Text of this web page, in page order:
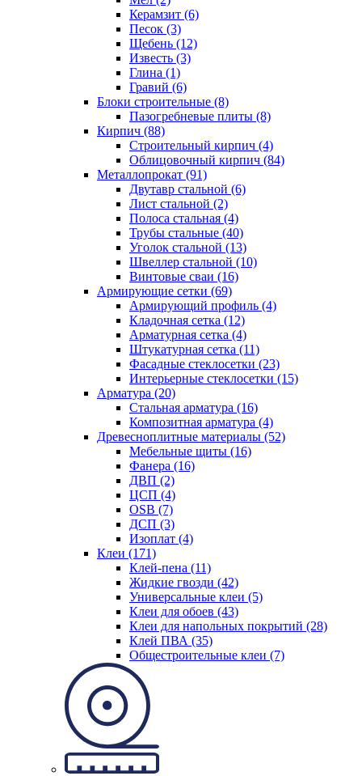
Керамзит (6)
Песок (3)
Щебень (12)
Известь (3)
Глина (1)
Гравий (6)
Блоки строительные (8)
Пазогребневые плиты (8)
Кирпич (88)
Строительный кирпич (4)
Облицовочный кирпич (84)
Металлопрокат (91)
Двутавр стальной (6)
Лист стальной (2)
Полоса стальная (4)
Трубы стальные (40)
Уголок стальной (13)
Швеллер стальной (10)
Винтовые сваи (16)
Армирующие сетки (69)
Армирующий профиль (4)
Кладочная сетка (12)
Арматурная сетка (4)
Штукатурная сетка (11)
Фасадные стеклосетки (23)
Интерьерные стеклосетки (15)
Арматура (20)
Стальная арматура (16)
Композитная арматура (4)
Древесноплитные материалы (52)
Мебельные щиты (16)
Фанера (16)
ДВП (2)
ЦСП (4)
OSB (7)
ДСП (3)
Изоплат (4)
Клеи (171)
Клей-пена (11)
Жидкие гвозди (42)
Универсальные клеи (5)
Клеи для обоев (43)
Клеи для напольных покрытий (28)
Клей ПВА (35)
Общестроительные клеи (7)